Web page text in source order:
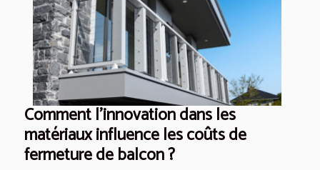
Comment l'innovation dans les
matériaux influence les coûts de
fermeture de balcon ?